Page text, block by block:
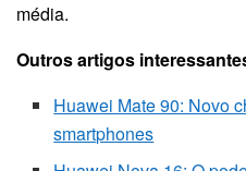
média.
Outros artigos
Huawei Mate 90: Novo
smartphones